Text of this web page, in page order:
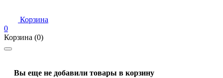
Корзина
0
Корзина (0)
Вы еще не добавили товары в корзину